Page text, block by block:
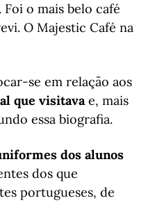
Foi o mais belo café
O Majestic Café na
se em relação aos
que visitavae, mais
essa biografia.
dos alunos
dos que
portugueses, de